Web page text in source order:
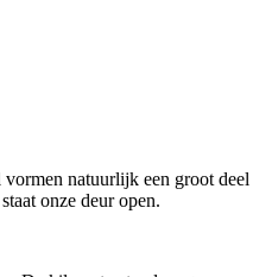
natuurlijk een groot deel
onze deur open.